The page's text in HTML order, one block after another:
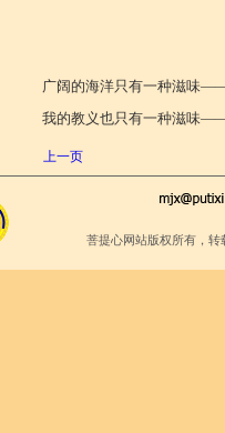
广阔的海洋只有一种滋味
我的教义也只有一种滋味
上一页
菩提心网站版权所有，